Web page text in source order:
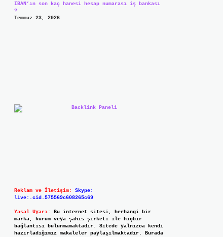
IBAN’ın son kaç hanesi hesap numarası iş bankası
?
Temmuz 23, 2026
Reklam ve İletişim:
Skype:
live:.cid.575569c608265c69
Yasal Uyarı:
Bu internet sitesi, herhangi bir
marka, kurum veya şahıs şirketi ile hiçbir
bağlantısı bulunmamaktadır. Sitede yalnızca kendi
hazırladığımız makaleler paylaşılmaktadır. Burada